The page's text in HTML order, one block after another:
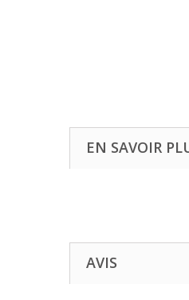
EN SAVOIR
AVIS